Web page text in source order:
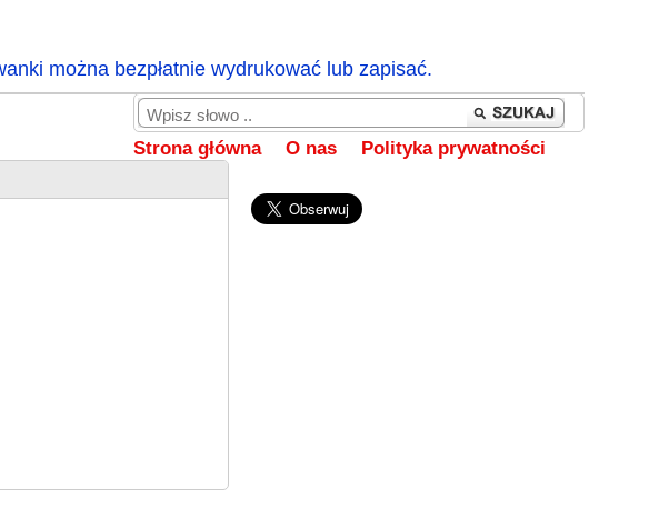
można bezpłatnie wydrukować lub zapisać.
Strona główna O nas Polityka prywatności